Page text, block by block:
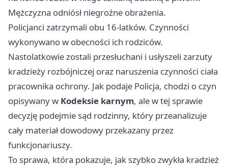
Mężczyzna odniósł niegroźne obrażenia.
Policjanci zatrzymali obu 16-latków. Czynności
wykonywano w obecności ich rodziców.
Nastolatkowie zostali przesłuchani i usłyszeli zarzuty
kradzieży rozbójniczej oraz naruszenia czynności ciała
pracownika ochrony. Jak podaje Policja, chodzi o czyn
opisywany w Kodeksie karnym, ale w tej sprawie
decyzję podejmie sąd rodzinny, który przeanalizuje
cały materiał dowodowy przekazany przez
funkcjonariuszy.
To sprawa, która pokazuje, jak szybko zwykła kradzież